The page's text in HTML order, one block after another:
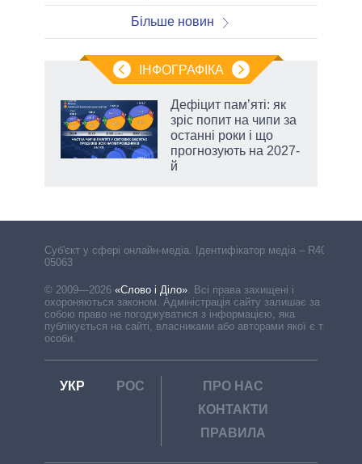
Більше новин
ІНФОГРАФІКА
Дефіцит пам’яті: як
зріс попит на чипи за
останні роки і що
прогнозують на 2027-
й
Cуб'єкт у сфері онлайн-медіа. Ідентифікатор медіа – R40-
05063
© 2009—2026 «Слово і Діло». Всі права захищені і
охороняються законом. Адміністрація сайту залишає за
собою право не погоджуватися з інформацією, яка
публікується на сайті, власниками або авторами якої є треті
особи.
УКР РОС
ПРО НАС
КОНТАКТИ
ПРАВИЛА